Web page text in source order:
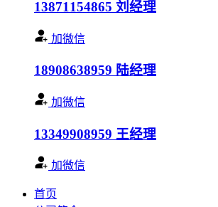
13871154865 刘经理
加微信
18908638959 陆经理
加微信
13349908959 王经理
加微信
首页